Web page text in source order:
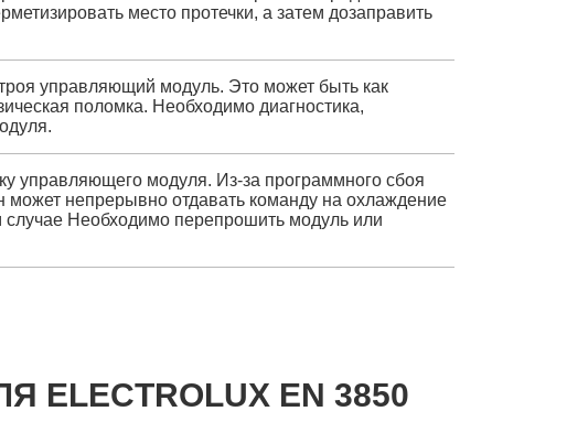
место протечки, а затем дозаправить
управляющий модуль. Это может быть как
поломка. Необходимо диагностика,
управляющего модуля. Из-за программного сбоя
может непрерывно отдавать команду на охлаждение
Необходимо перепрошить модуль или
EN 3850